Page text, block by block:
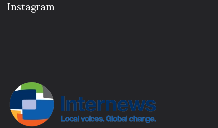
Instagram